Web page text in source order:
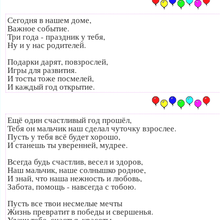
Сегодня в нашем доме,
Важное событие.
Три года - праздник у тебя,
Ну и у нас родителей.
Подарки дарят, повзрослей,
Игры для развития.
И тосты тоже посмелей,
И каждый год открытие.
Ещё один счастливый год прошёл,
Тебя он мальчик наш сделал чуточку взрослее.
Пусть у тебя всё будет хорошо,
И станешь ты уверенней, мудрее.
Всегда будь счастлив, весел и здоров,
Наш мальчик, наше солнышко родное,
И знай, что наша нежность и любовь,
Забота, помощь - навсегда с тобою.
Пусть все твои несмелые мечты
Жизнь превратит в победы и свершенья.